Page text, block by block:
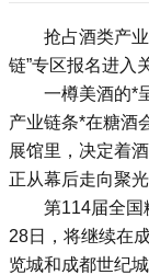
抢占酒类产
链”专区报名进入
一樽美酒的*
产业链条*在糖酒
展馆里，决定着
正从幕后走向聚光
第114届全国
28日，将继续在
览城和成都世纪